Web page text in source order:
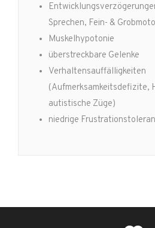
Sprechen, Fein- &
Muskelhypotonie
überstreckbare Gelenke
Verhaltensauffälligkeiten
(Aufmerksamkeitsdefizite,
autistische Züge)
niedrige